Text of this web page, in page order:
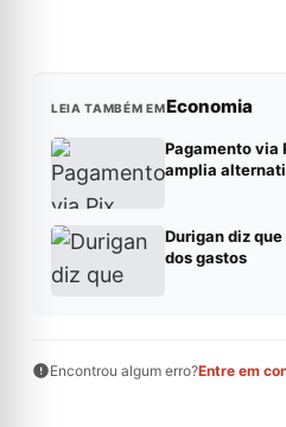
LEIA TAMBÉM EMEconomia
Pagamento via
amplia
Durigan diz
dos gastos
Encontrou algum erro?Entre em